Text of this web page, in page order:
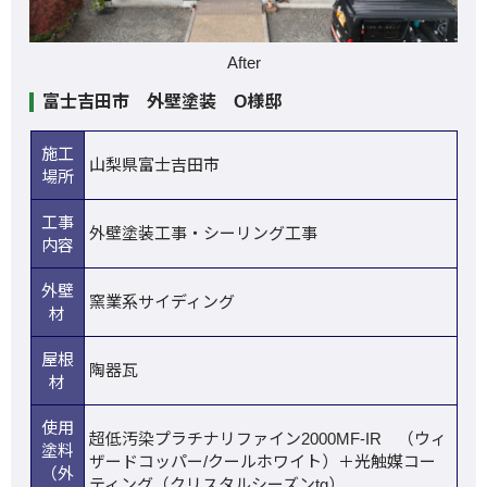
After
富士吉田市 外壁塗装 O様邸
施工
場所
山梨県富士吉田市
工事
内容
外壁塗装工事・シーリング工事
外壁
材
窯業系サイディング
屋根
材
陶器瓦
使用
塗料
（外
超低汚染プラチナリファイン2000MF-IR （ウィ
ザードコッパー/クールホワイト）＋光触媒コー